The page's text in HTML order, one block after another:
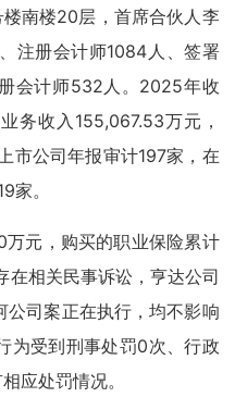
南楼20层，首席合伙人李
注册会计师1084人、签署
会计师532人。2025年收
务收入155,067.53万元，
市公司年报审计197家，在
家。
万元，购买的职业保险累计
在相关民事诉讼，亨达公司
司案正在执行，均不影响
为受到刑事处罚0次、行政
应处罚情况。